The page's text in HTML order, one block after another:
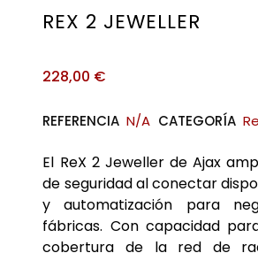
REX 2 JEWELLER
228,00 €
REFERENCIA N/A CATEGORÍA
El ReX 2 Jeweller de Ajax
de seguridad al conectar
y automatización para
fábricas. Con capacidad
cobertura de la red de